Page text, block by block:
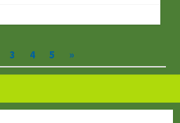
3 4 5 »